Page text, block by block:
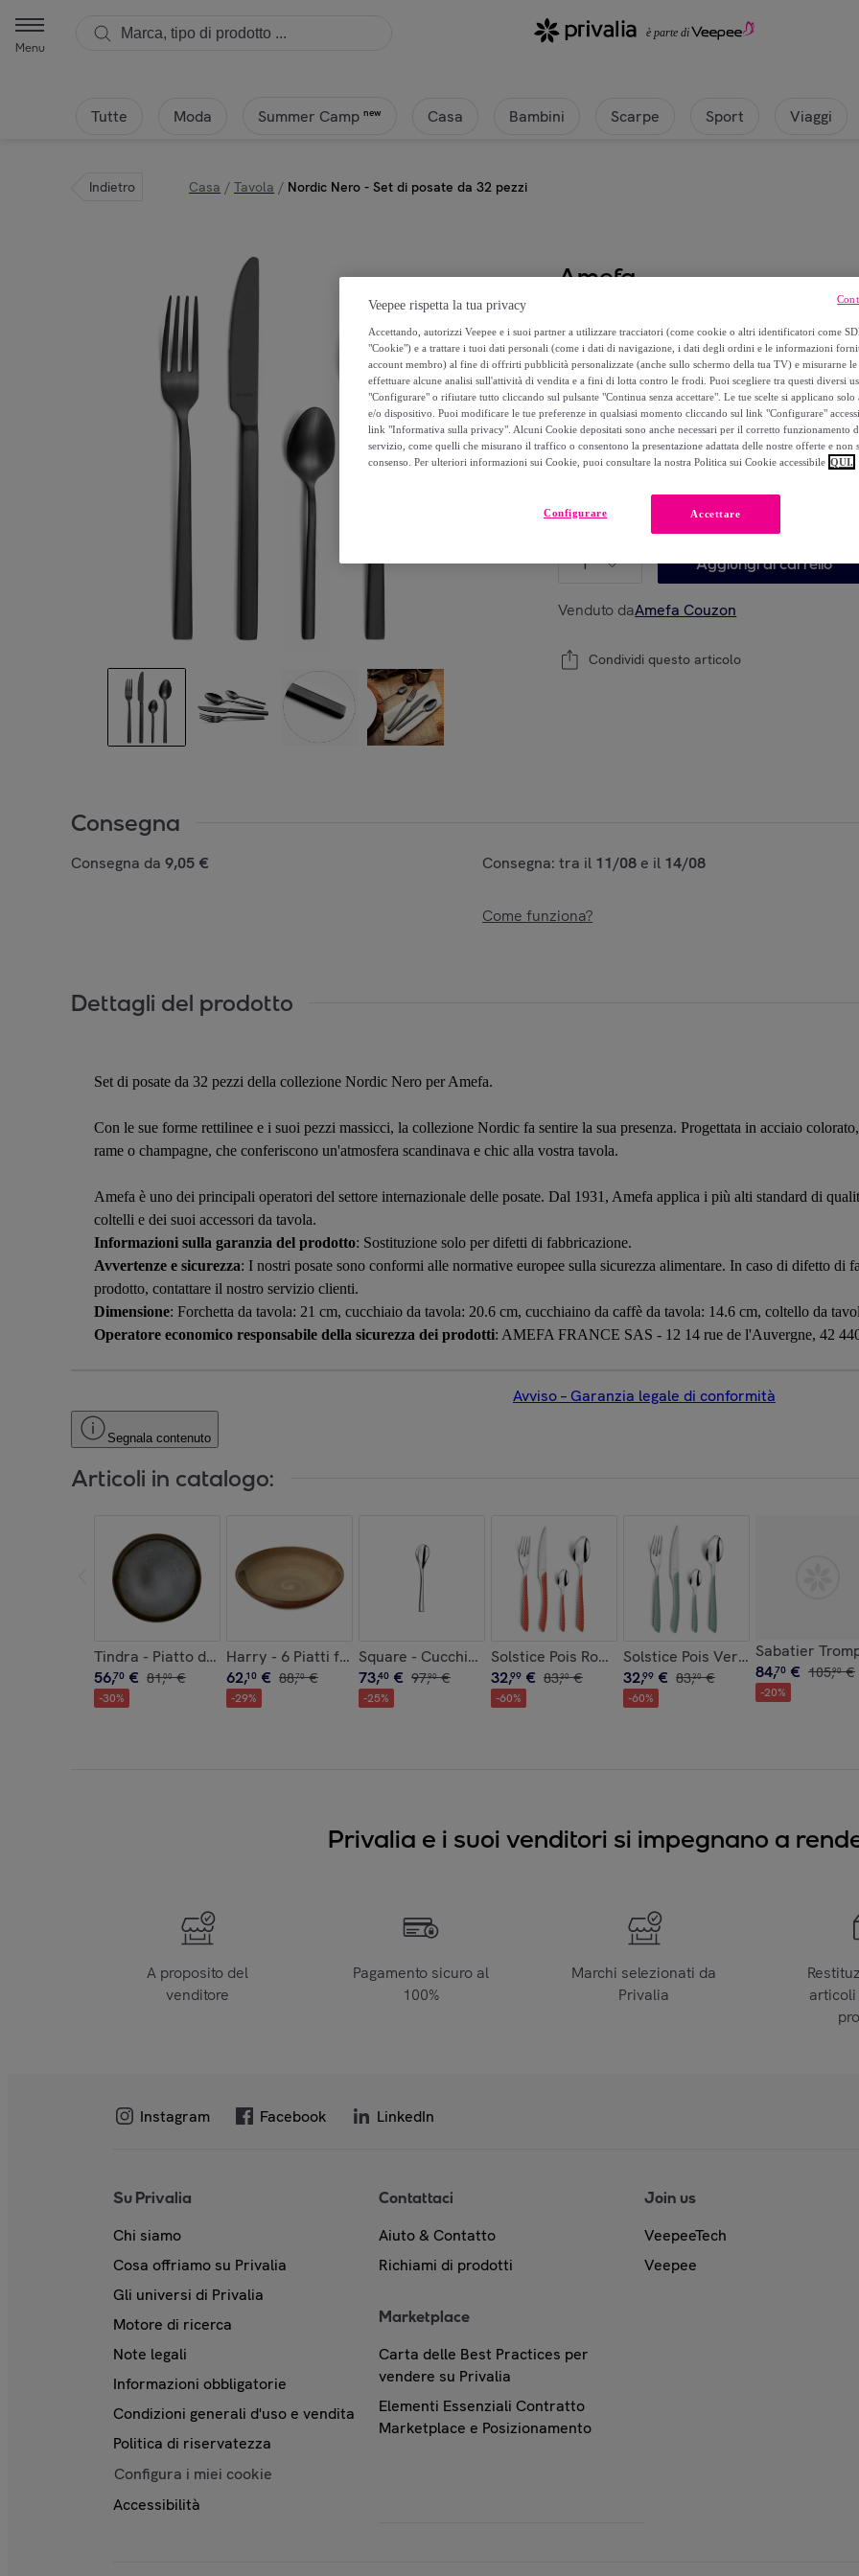
Menu
Tutte Moda Summer Camp new Casa Bambini Scarpe Sport Viaggi
Indietro Casa / Tavola / Nordic Nero - Set di posate da 32 pezzi
Amefa
49,99 €
125,00 €
-60%
Modello: Nordic Nero - Set di posate da 32
1 Aggiungi al carrello
Venduto daAmefa Couzon
Condividi questo articolo
Consegna
Consegna da 9,05 € Consegna: tra il 11/08 e il 14/08
Come funziona?
Dettagli del prodotto
Set di posate da 32 pezzi della collezione Nordic Nero per Amefa.
Con le sue forme rettilinee e i suoi pezzi massicci, la collezione Nordic fa sentire la sua presenza. Progettata in acciaio
rame o champagne, che conferiscono un'atmosfera scandinava e chic alla vostra tavola.
Amefa è uno dei principali operatori del settore internazionale delle posate. Dal 1931, Amefa applica i più alti standard di
coltelli e dei suoi accessori da tavola.
Informazioni sulla garanzia del prodotto: Sostituzione solo per difetti di fabbricazione.
Avvertenze e sicurezza: I nostri posate sono conformi alle normative europee sulla sicurezza alimentare. In caso di difetto di
prodotto, contattare il nostro servizio clienti.
Dimensione: Forchetta da tavola: 21 cm, cucchiaio da tavola: 20.6 cm, cucchiaino da caffè da tavola: 14.6 cm, coltello da
Operatore economico responsabile della sicurezza dei prodotti: AMEFA FRANCE SAS - 12 14 rue de l'Auvergne, 42
Avviso – Garanzia legale di conformità
Segnala contenuto
Articoli in catalogo:
Tindra - Piatto da dolce (x6)
56,70 € 81,00 €
-30%
Harry - 6 Piatti fondi
62,10 € 88,70 €
-29%
Square - Cucchiaio per espresso (x6)
73,40 € 97,90 €
-25%
Solstice Pois Rosso/Bianco - Set di posate da 24
32,99 € 83,30 €
-60%
Solstice Pois Verde/Bianco - Set
32,99 € 83,30 €
-60%
Sabatier
84,70 € 105,90 €
-20%
Privalia e i suoi venditori si impegnano a
A proposito del
venditore
Pagamento sicuro al
100%
Marchi selezionati da
Privalia
articoli
Instagram Facebook LinkedIn
Su Privalia
Chi siamo
Cosa offriamo su Privalia
Gli universi di Privalia
Motore di ricerca
Note legali
Informazioni obbligatorie
Condizioni generali d'uso e vendita
Politica di riservatezza
Configura i miei cookie
Accessibilità
Contattaci
Aiuto & Contatto
Richiami di prodotti
Marketplace
Carta delle Best Practices per
vendere su Privalia
Elementi Essenziali Contratto
Marketplace e Posizionamento
Join us
VeepeeTech
Veepee
Veepee rispetta la tua privacy
Accettando, autorizzi Veepee e i suoi partner a utilizzare tracciatori (come cookie o altri identificatori come
"Cookie") e a trattare i tuoi dati personali (come i dati di navigazione, i dati degli ordini e le informazioni
account membro) al fine di offrirti pubblicità personalizzate (anche sullo schermo della tua TV) e misurarne le
effettuare alcune analisi sull'attività di vendita e a fini di lotta contro le frodi. Puoi scegliere tra questi diversi
"Configurare" o rifiutare tutto cliccando sul pulsante "Continua senza accettare". Le tue scelte si applicano solo
e/o dispositivo. Puoi modificare le tue preferenze in qualsiasi momento cliccando sul link "Configurare"
link "Informativa sulla privacy". Alcuni Cookie depositati sono anche necessari per il corretto funzionamento
servizio, come quelli che misurano il traffico o consentono la presentazione adattata delle nostre offerte e non
consenso. Per ulteriori informazioni sui Cookie, puoi consultare la nostra Politica sui Cookie accessibile QUI.
Accettare
Configurare